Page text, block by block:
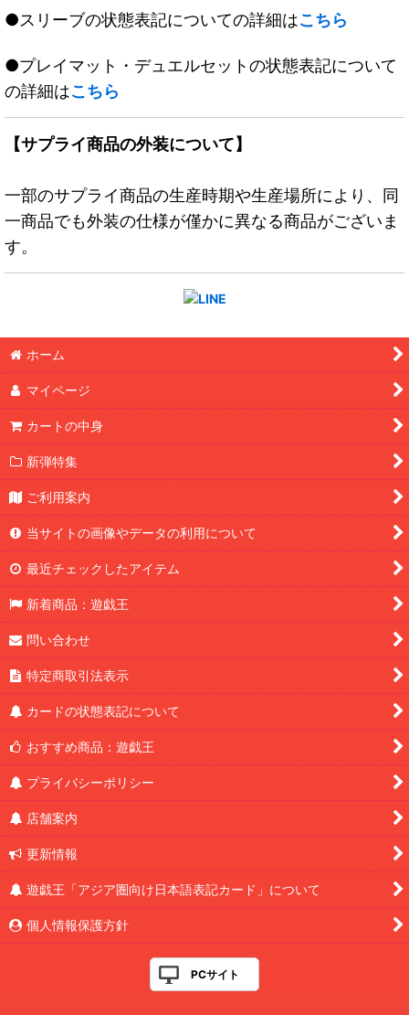
●スリーブの状態表記についての詳細はこちら
●プレイマット・デュエルセットの状態表記について
の詳細はこちら
【サプライ商品の外装について】
一部のサプライ商品の生産時期や生産場所により、同
一商品でも外装の仕様が僅かに異なる商品がございま
す。
ホーム
マイページ
カートの中身
新弾特集
ご利用案内
当サイトの画像やデータの利用について
最近チェックしたアイテム
新着商品：遊戯王
問い合わせ
特定商取引法表示
カードの状態表記について
おすすめ商品：遊戯王
プライバシーポリシー
店舗案内
更新情報
遊戯王「アジア圏向け日本語表記カード」について
個人情報保護方針
PCサイト